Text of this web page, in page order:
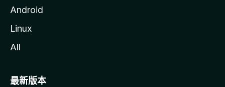
Android
Linux
All
最新版本